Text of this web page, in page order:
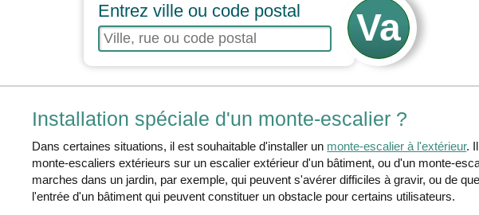
Entrez ville ou code postal
Installation spéciale d'un monte-escalier ?
Dans certaines situations, il est souhaitable d'installer un monte-escalier à l'extérieur.
monte-escaliers extérieurs sur un escalier extérieur d'un bâtiment, ou d'un monte-
marches dans un jardin, par exemple, qui peuvent s'avérer difficiles à gravir, ou de
l'entrée d'un bâtiment qui peuvent constituer un obstacle pour certains utilisateurs.